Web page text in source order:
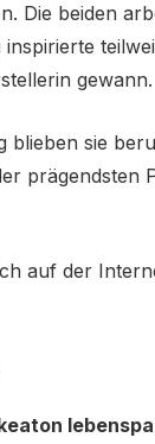
Die beiden
gewann.
blieben sie
prägendsten
auf der